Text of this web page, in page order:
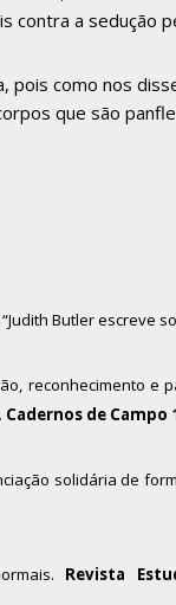
a sedução
como nos
que são
Butler escreve
reconhecimento e
Cadernos de Campo
solidária de
Revista